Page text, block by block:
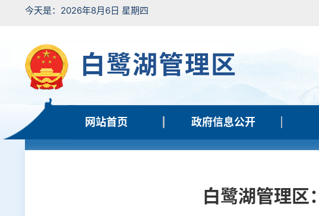
今天是：2026年8月6日 星期四
白鹭湖管理区
网站首页 政府信息公开
白鹭湖管理区